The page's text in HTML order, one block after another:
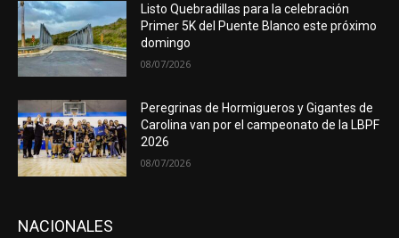
Listo Quebradillas para la celebración
Primer 5K del Puente Blanco este próximo
domingo
08/07/2026
Peregrinas de Hormigueros y Gigantes de
Carolina van por el campeonato de la LBPF
2026
08/07/2026
NACIONALES